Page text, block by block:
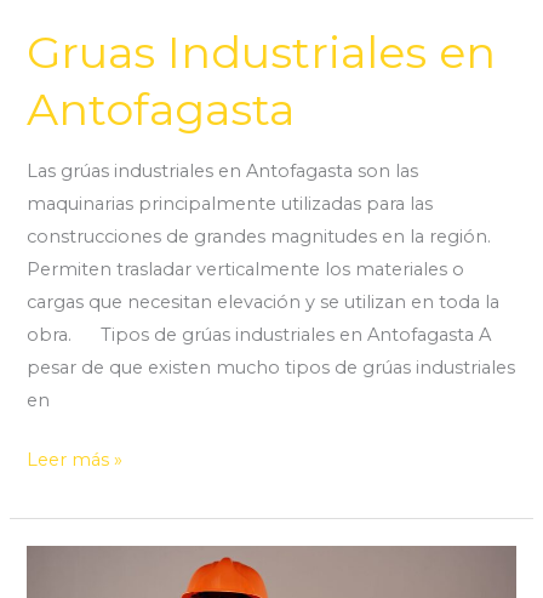
Gruas Industriales en
Antofagasta
Las grúas industriales en Antofagasta son las
maquinarias principalmente utilizadas para las
construcciones de grandes magnitudes en la región.
Permiten trasladar verticalmente los materiales o
cargas que necesitan elevación y se utilizan en toda la
obra. Tipos de grúas industriales en Antofagasta A
pesar de que existen mucho tipos de grúas industriales
en
Leer más »